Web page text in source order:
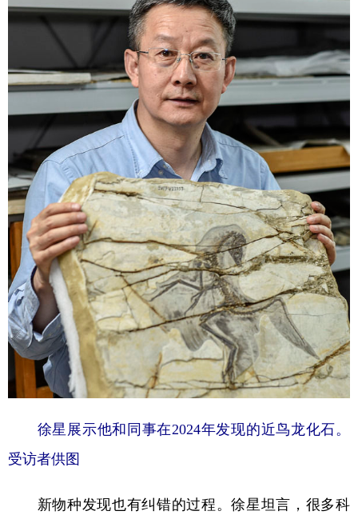
徐星展示他和同事在2024年发现的近鸟龙化石。
受访者供图
新物种发现也有纠错的过程。徐星坦言，很多科